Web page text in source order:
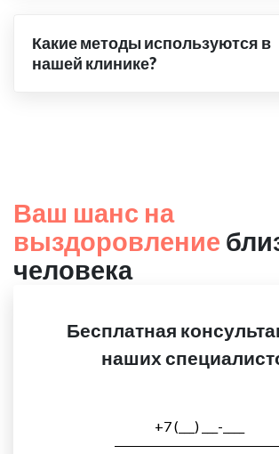
Какие методы используются в
нашей клинике?
Ваш шанс на
выздоровление
человека
Бесплатная
наших